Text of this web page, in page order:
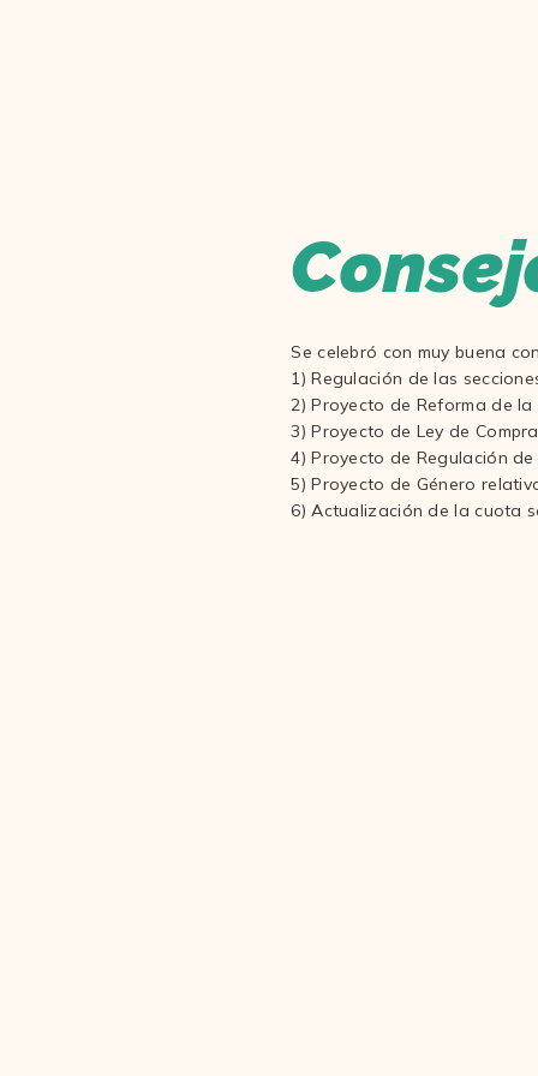
Se celebró con muy buena
1) Regulación de las
2) Proyecto de Reforma de
3) Proyecto de Ley de
4) Proyecto de Regulación
5) Proyecto de Género
6) Actualización de la cuota